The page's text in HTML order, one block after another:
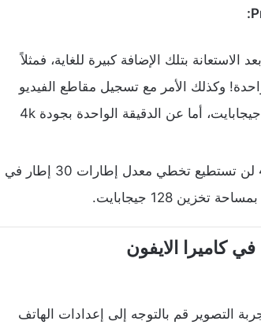
بتلك الإضافة كبيرة للغاية، فمثلاً
للصورة الواحدة! وكذلك الأمر مع تسجيل مقاطع الفيديو
فقد تصل الدقيقة الواحدة بجودة HD إلى 1.7 جيجابايت، أما عن الدقيقة الواحدة بجودة 4k
إذا قمت أيضاً بتصوير مقاط الفيديو بجودة 4K لن تستطيع تخطي معدل إطارات 30 إطار في
128 جيجابايت.
التصوير قم بالتوجه إلى إعدادات الهاتف